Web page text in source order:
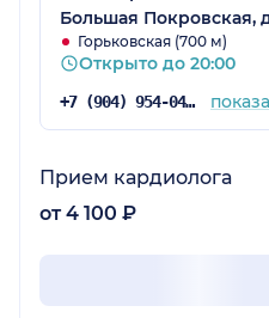
Большая Покровская,
Горьковская (700 м)
Открыто до 20:00
+7 (904) 954-04-36
Прием кардиолога
от 4 100 ₽